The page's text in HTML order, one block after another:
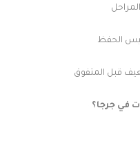
الحفظ
قبل المتفوق
في جرجا؟